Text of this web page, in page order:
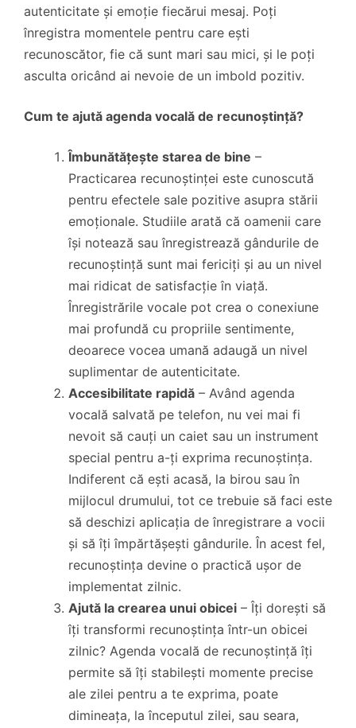
autenticitate și emoție fiecărui mesaj. Poți
înregistra momentele pentru care ești
recunoscător, fie că sunt mari sau mici, și le poți
asculta oricând ai nevoie de un imbold pozitiv.
Cum te ajută agenda vocală de recunoștință?
Îmbunătățește starea de bine –
Practicarea recunoștinței este cunoscută
pentru efectele sale pozitive asupra stării
emoționale. Studiile arată că oamenii care
își notează sau înregistrează gândurile de
recunoștință sunt mai fericiți și au un nivel
mai ridicat de satisfacție în viață.
Înregistrările vocale pot crea o conexiune
mai profundă cu propriile sentimente,
deoarece vocea umană adaugă un nivel
suplimentar de autenticitate.
Accesibilitate rapidă – Având agenda
vocală salvată pe telefon, nu vei mai fi
nevoit să cauți un caiet sau un instrument
special pentru a-ți exprima recunoștința.
Indiferent că ești acasă, la birou sau în
mijlocul drumului, tot ce trebuie să faci este
să deschizi aplicația de înregistrare a vocii
și să îți împărtășești gândurile. În acest fel,
recunoștința devine o practică ușor de
implementat zilnic.
Ajută la crearea unui obicei – Îți dorești să
îți transformi recunoștința într-un obicei
zilnic? Agenda vocală de recunoștință îți
permite să îți stabilești momente precise
ale zilei pentru a te exprima, poate
dimineața, la începutul zilei, sau seara,